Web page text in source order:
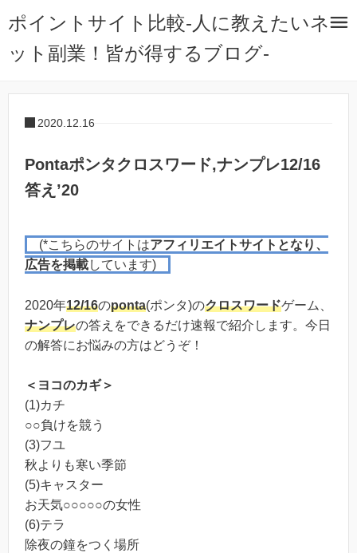
ポイントサイト比較-人に教えたいネ
ット副業！皆が得するブログ-
2020.12.16
Pontaポンタクロスワード,ナンプレ12/16
答え’20
(*こちらのサイトはアフィリエイトサイトとなり、
広告を掲載しています)
2020年12/16のponta(ポンタ)のクロスワードゲーム、
ナンプレの答えをできるだけ速報で紹介します。今日
の解答にお悩みの方はどうぞ！
＜ヨコのカギ＞
(1)カチ
○○負けを競う
(3)フユ
秋よりも寒い季節
(5)キャスター
お天気○○○○○の女性
(6)テラ
除夜の鐘をつく場所